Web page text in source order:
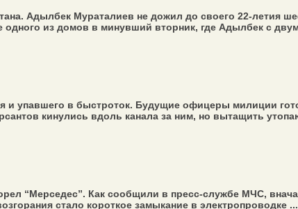
Адылбек Мураталиев не дожил до своего 22-летия
из домов в минувший вторник, где Адылбек с
упавшего в быстроток. Будущие офицеры милиции
кинулись вдоль канала за ним, но вытащить
“Мерседес”. Как сообщили в пресс-службе МЧС,
стало короткое замыкание в электропроводке ...